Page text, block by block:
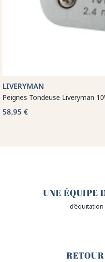
LIVERYMAN
Peignes Tondeuse Liveryman
58,95 €
UNE ÉQUIPE